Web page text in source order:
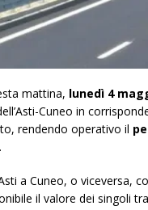
mattina, lunedì 4
Cuneo in
rendendo operativo il
.
a Cuneo, o viceversa,
il valore dei singoli